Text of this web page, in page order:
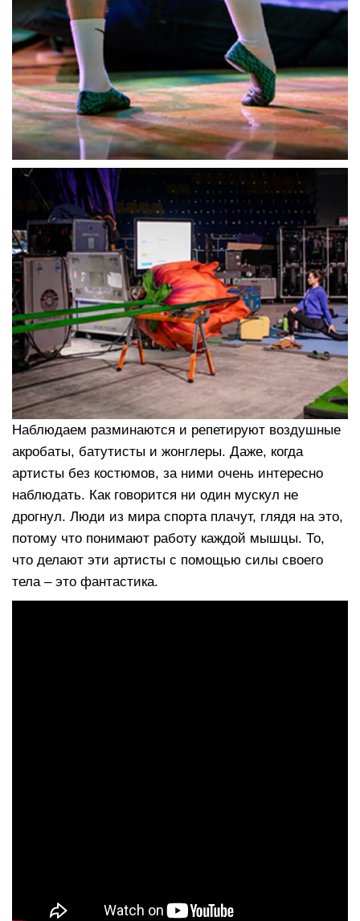
Наблюдаем разминаются и репетируют воздушные
акробаты, батутисты и жонглеры. Даже, когда
артисты без костюмов, за ними очень интересно
наблюдать. Как говорится ни один мускул не
дрогнул. Люди из мира спорта плачут, глядя на это,
потому что понимают работу каждой мышцы. То,
что делают эти артисты с помощью силы своего
тела – это фантастика.